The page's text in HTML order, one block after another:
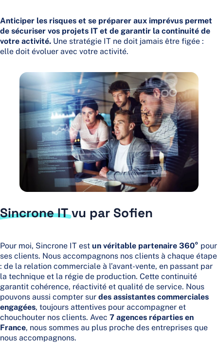
Anticiper les risques et se préparer aux imprévus permet
de sécuriser vos projets IT et de garantir la continuité de
votre activité. Une stratégie IT ne doit jamais être figée :
elle doit évoluer avec votre activité.
Sincrone ITvu par Sofien
Pour moi, Sincrone IT est un véritable partenaire 360° pour
ses clients. Nous accompagnons nos clients à chaque étape
: de la relation commerciale à l’avant-vente, en passant par
la technique et la régie de production. Cette continuité
garantit cohérence, réactivité et qualité de service. Nous
pouvons aussi compter sur des assistantes commerciales
engagées, toujours attentives pour accompagner et
chouchouter nos clients. Avec 7 agences réparties en
France, nous sommes au plus proche des entreprises que
nous accompagnons.